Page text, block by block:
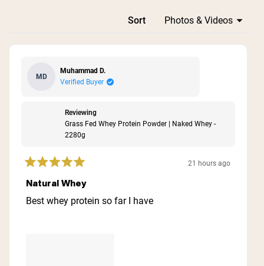
Sort
MD
Muhammad D.
Verified Buyer
Reviewing
Grass Fed Whey Protein Powder | Naked Whey -
2280g
Rated
5
out
of
21 hours ago
Natural Whey
Best whey protein so far I have
Loading...